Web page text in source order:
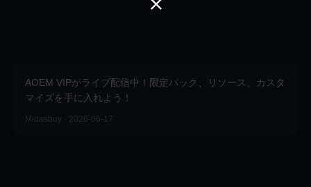
AOEM VIPがライブ配信中！限定パック、リソース、カスタ
マイズを手に入れよう！
Midasbuy · 2026-06-17